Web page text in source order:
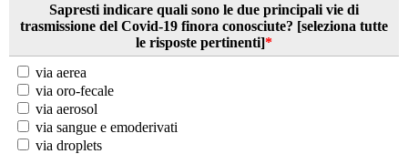
Sapresti indicare quali sono le due principali vie di
trasmissione del Covid-19 finora conosciute? [seleziona tutte
le risposte pertinenti]*
via aerea
via oro-fecale
via aerosol
via sangue e emoderivati
via droplets